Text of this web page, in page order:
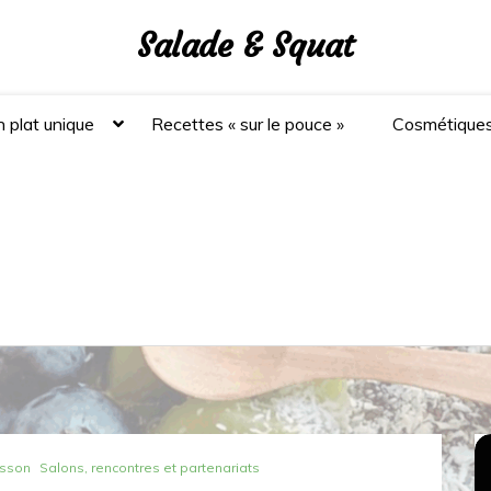
Salade & Squat
plat unique Recettes « sur le pouce »
Salons, rencontres et partenariats